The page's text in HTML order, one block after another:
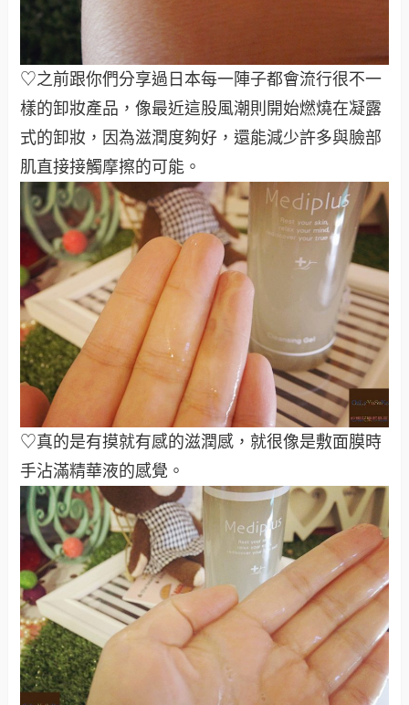
♡之前跟你們分享過日本每一陣子都會流行很不一
樣的卸妝產品，像最近這股風潮則開始燃燒在凝露
式的卸妝，因為滋潤度夠好，還能減少許多與臉部
肌直接接觸摩擦的可能。
♡真的是有摸就有感的滋潤感，就很像是敷面膜時
手沾滿精華液的感覺。